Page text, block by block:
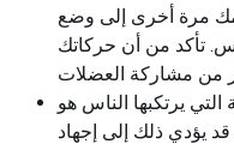
جسمك مرة أخرى إلى وضع
تأكد من أن حركاتك
يرتكبها الناس هو
يؤدي ذلك إلى إجهاد